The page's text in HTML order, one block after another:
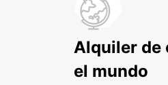
Alquiler de
el mundo